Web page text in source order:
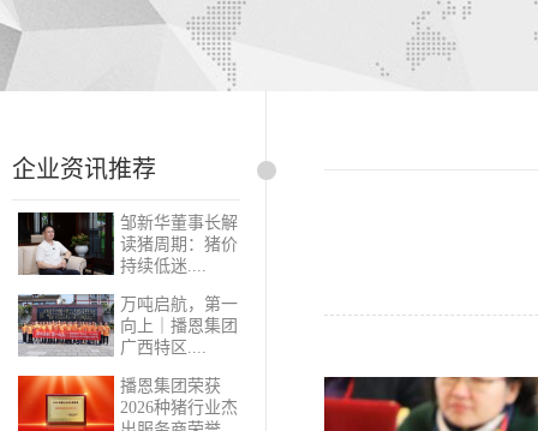
企业资讯推荐
邹新华董事长解
读猪周期：猪价
持续低迷....
万吨启航，第一
向上｜播恩集团
广西特区....
播恩集团荣获
2026种猪行业杰